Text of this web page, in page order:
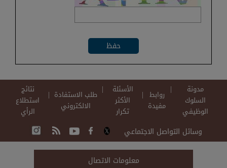
مدونة
السلوك
الوظيفي
روابط
مفيدة
الأسئلة
الأكثر
تكرار
طلب الاستفادة
الالكتروني
نتائج
استطلاع
الرأي
وسائل التواصل الاجتماعي
معلومات الاتصال